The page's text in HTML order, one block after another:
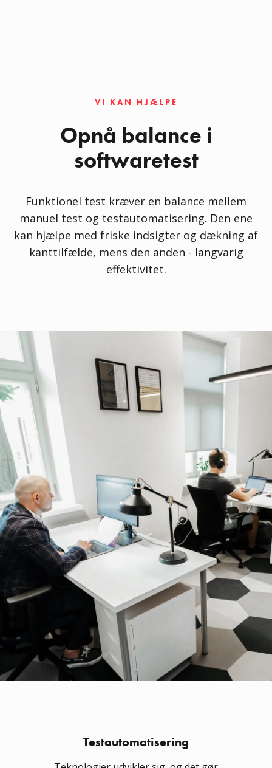
VI KAN HJÆLPE
Opnå balance i
softwaretest
Funktionel test kræver en balance mellem
manuel test og testautomatisering. Den ene
kan hjælpe med friske indsigter og dækning af
kanttilfælde, mens den anden - langvarig
effektivitet.
Testautomatisering